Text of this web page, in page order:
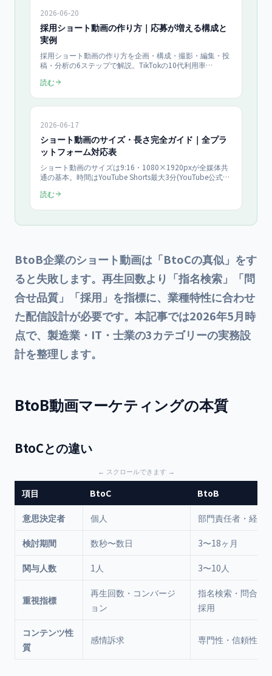
2026-06-20
採用ショート動画の作り方｜応募が増える構成と
実例
採用ショート動画の作り方を企画・構成・撮影・編集・投
稿・分析の6ステップで解説。TikTokの10代利用率
査）という視聴環境を踏まえ、応募が増える3段構成テン
読む
2026-06-17
ショート動画のサイズ・長さ完全ガイド｜全プラ
ットフォーム対応表
ショート動画のサイズは9:16・1080×1920pxが全媒体共
通の基本。時間はYouTube Shorts最大3分(YouTube公式・
VOOM60秒と媒体ごとに異なります。全プラットフォーム
読む
BtoB企業のショート動画は「BtoCの真似」をす
ると失敗します。再生回数より「指名検索」「問
合せ品質」「採用」を指標に、業種特性に合わせ
た配信設計が必要です。本記事では2026年5月時
点で、製造業・IT・士業の3カテゴリーの実務設
計を整理します。
BtoB動画マーケティングの本質
BtoCとの違い
項目 BtoC BtoB
意思決定者 個人 部門責任者・経営
検討期間 数秒〜数日 3〜18ヶ月
関与人数 1人 3〜10人
重視指標
再生回数・コンバージ
ョン
指名検索・問合せ
採用
コンテンツ性
質
感情訴求 専門性・信頼性